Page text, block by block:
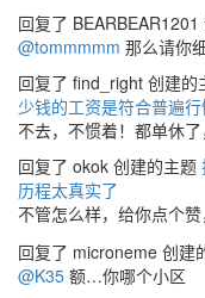
回复了
@tommmmm 那么请你
回复了 find_right 创建的
少钱的工资是符合普遍行
不去，不惯着！都单休了
回复了 okok 创建的主题
历程太真实了
不管怎么样，给你点个
回复了 microneme 创建
@K35 额…你哪个小区